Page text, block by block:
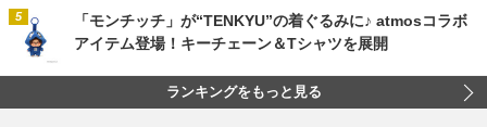
「モンチッチ」が“TENKYU”の着ぐるみに♪ atmosコラボ
アイテム登場！キーチェーン＆Tシャツを展開
ランキングをもっと見る